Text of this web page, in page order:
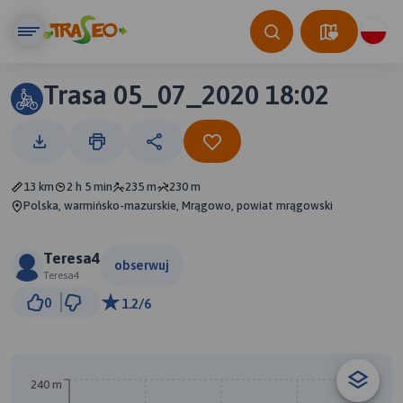
Trasa 05_07_2020 18:02
13 km 2 h 5 min 235 m
230 m
Polska, warmińsko-mazurskie, Mrągowo, powiat mrągowski
Teresa4
Teresa4
obserwuj
0 1.2/6
240 m